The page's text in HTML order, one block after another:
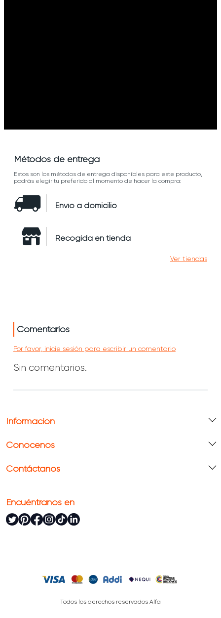
Métodos de entrega
Estos son los métodos de entrega disponibles para este producto,
podrás elegir tu preferido al momento de hacer la compra:
Envío a domicilio
Recogida en tienda
Ver tiendas
Comentarios
Por favor, inicie sesión para escribir un comentario
Sin comentarios.
Información
Conócenos
Contáctanos
Encuéntranos en
Todos los derechos reservados Alfa